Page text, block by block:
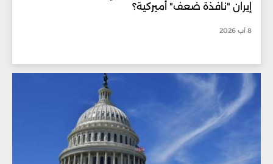
إيران "نافذة ضعف" أميركية؟
8 آب 2026